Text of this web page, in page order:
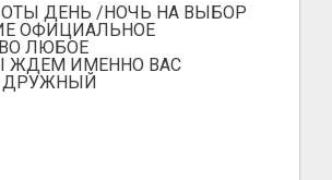
ДЕНЬ /НОЧЬ НА ВЫБОР
ОФИЦИАЛЬНОЕ
ЛЮБОЕ
ЖДЕМ ИМЕННО ВАС
ДРУЖНЫЙ